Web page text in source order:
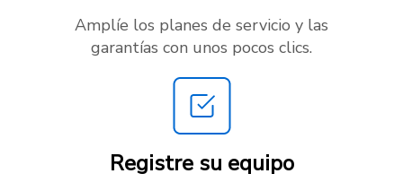
Amplíe los planes de servicio y las
garantías con unos pocos clics.
Registre su equipo